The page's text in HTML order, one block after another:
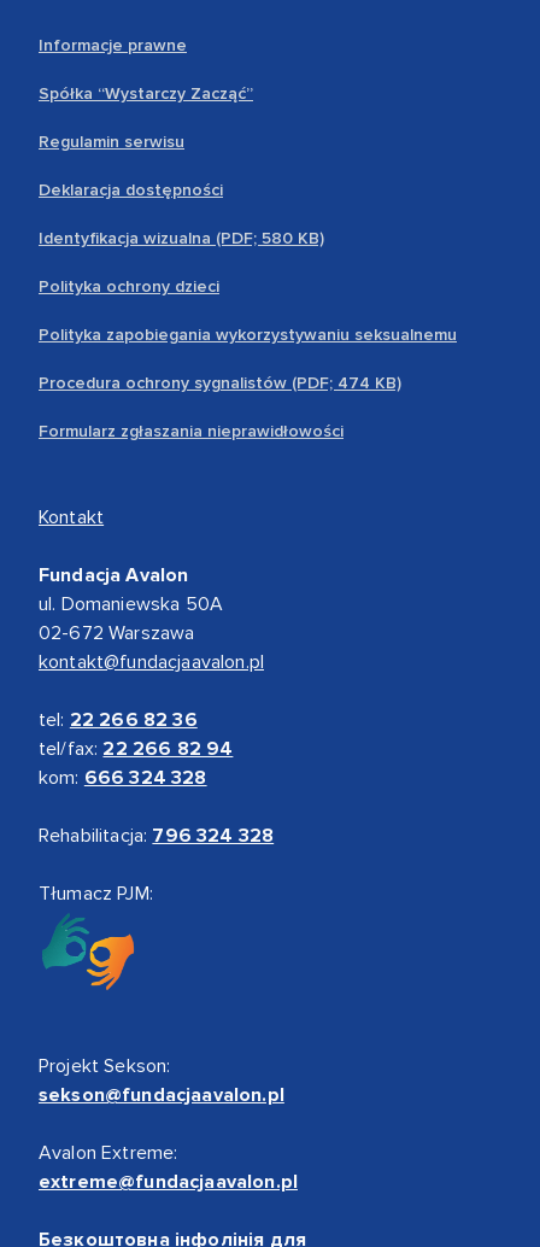
Informacje prawne
Spółka “Wystarczy Zacząć”
Regulamin serwisu
Deklaracja dostępności
Identyfikacja wizualna (PDF; 580 KB)
Polityka ochrony dzieci
Polityka zapobiegania wykorzystywaniu seksualnemu
Procedura ochrony sygnalistów (PDF; 474 KB)
Formularz zgłaszania nieprawidłowości
Kontakt
Fundacja Avalon
ul. Domaniewska 50A
02-672 Warszawa
kontakt@fundacjaavalon.pl
tel: 22 266 82 36
tel/fax: 22 266 82 94
kom: 666 324 328
Rehabilitacja: 796 324 328
Tłumacz PJM:
Projekt Sekson:
sekson@fundacjaavalon.pl
Avalon Extreme:
extreme@fundacjaavalon.pl
Безкоштовна інфолінія для